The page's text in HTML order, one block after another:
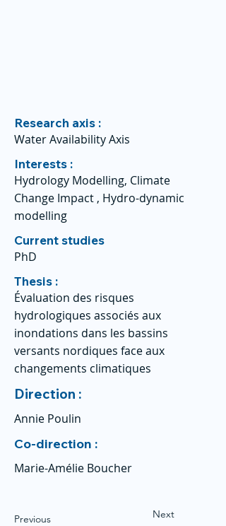
Research axis :
Water Availability Axis
Interests :
Hydrology Modelling, Climate
Change Impact , Hydro-dynamic
modelling
Current studies
PhD
Thesis :
Évaluation des risques
hydrologiques associés aux
inondations dans les bassins
versants nordiques face aux
changements climatiques
Direction :
Annie Poulin
Co-direction :
Marie-Amélie Boucher
Previous Next